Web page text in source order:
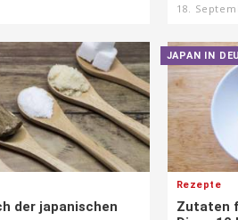
18.
der japanischen
JAPAN IN
Rezepte
Zutaten